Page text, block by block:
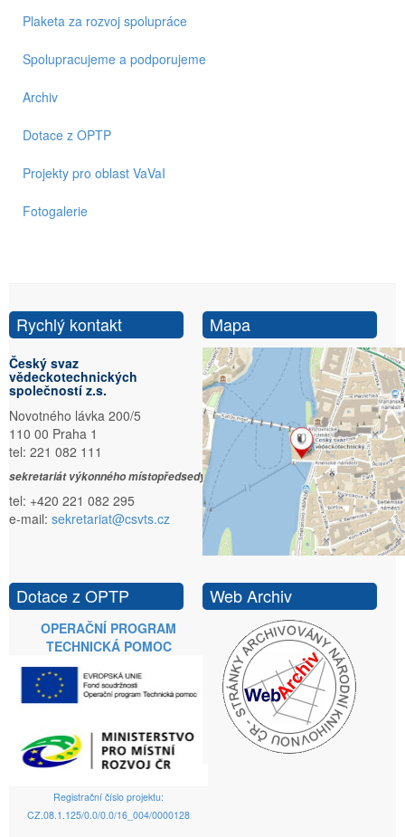
Plaketa za rozvoj spolupráce
Spolupracujeme a podporujeme
Archiv
Dotace z OPTP
Projekty pro oblast VaVaI
Fotogalerie
Rychlý kontakt
Český svaz
vědeckotechnických
společností z.s.
Novotného lávka 200/5
110 00 Praha 1
tel: 221 082 111
sekretariát výkonného místopředsedy:
tel: +420 221 082 295
e-mail: sekretariat@csvts.cz
Mapa
Dotace z OPTP
OPERAČNÍ PROGRAM
TECHNICKÁ POMOC
Registrační číslo projektu:
CZ.08.1.125/0.0/0.0/16_004/0000128
Web Archiv